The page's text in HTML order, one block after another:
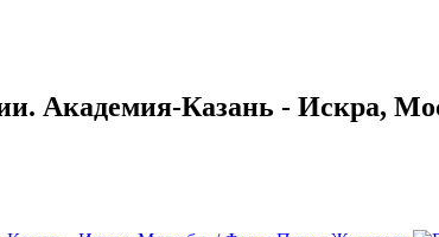
Академия-Казань - Искра,